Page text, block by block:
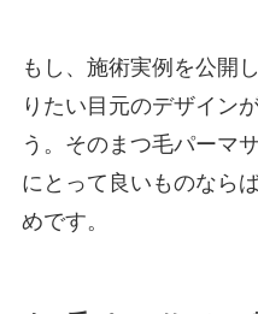
もし、施術実例を公開
りたい目元のデザイン
う。そのまつ毛パーマ
にとって良いものなら
めです。